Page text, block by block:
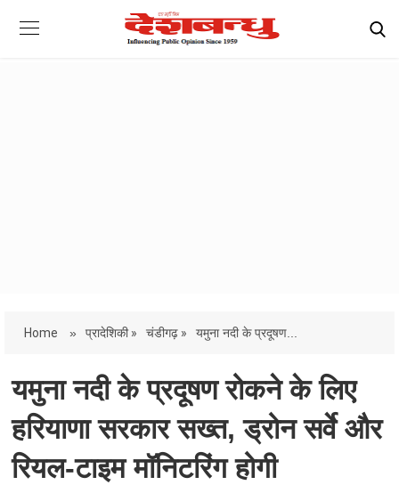
Home » प्रादेशिकी » चंडीगढ़ » यमुना नदी के प्रदूषण...
यमुना नदी के प्रदूषण रोकने के लिए
हरियाणा सरकार सख्त, ड्रोन सर्वे और
रियल-टाइम मॉनिटरिंग होगी